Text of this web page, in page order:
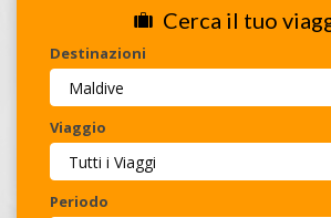
Cerca il tuo
Destinazioni
Viaggio
Periodo